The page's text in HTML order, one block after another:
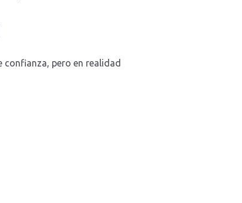
confianza, pero en realidad